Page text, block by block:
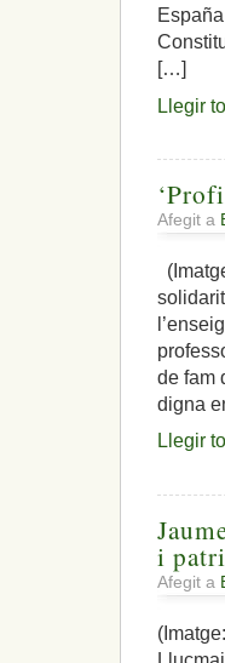
[…]
Llegir
Afegit a
de fam
digna
Llegir
i
Afegit a